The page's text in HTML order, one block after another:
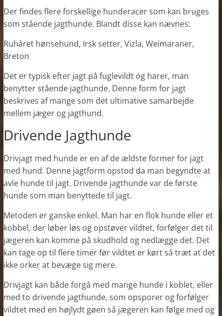
Der findes flere forskellige hunderacer som kan bruges
som stående jagthunde. Blandt disse kan nævnes:
Ruhåret hønsehund, Irsk setter, Vizla, Weimaraner,
Breton
Det er typisk efter jagt på fuglevildt og harer, man
benytter stående jagthunde. Denne form for jagt
beskrives af mange som det ultimative samarbejde
mellem jæger og jagthund.
Drivende Jagthunde
Drivjagt med hunde er en af de ældste former for jagt
med hund. Denne jagtform opstod da man begyndte at
avle hunde til jagt. Drivende jagthunde var de første
hunde som man benyttede til jagt.
Metoden er ganske enkel. Man har en flok hunde eller et
kobbel, der løber løs og opstøver vildtet, forfølger det til
jægeren kan komme på skudhold og nedlægge det. Det
kan tage op til flere timer før vildtet er kørt så træt at det
ikke orker at bevæge sig mere.
Drivjagt kan både forgå med mange hunde i koblet, eller
med to drivende jagthunde, som opsporer og forfølger
vildtet med en højlydt gøen så jægeren kan følge med og